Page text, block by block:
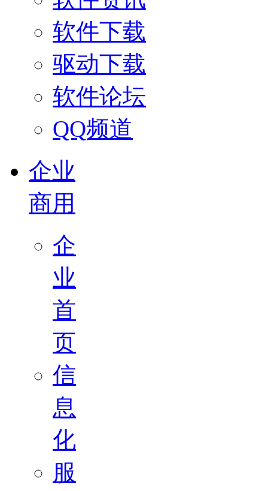
软件下载
驱动下载
软件论坛
QQ频道
企业
商用
企
业
首
页
信
息
化
服